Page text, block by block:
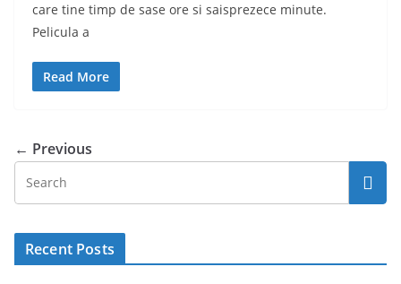
care tine timp de sase ore si saisprezece minute.
Pelicula a
Read More
← Previous
Recent Posts